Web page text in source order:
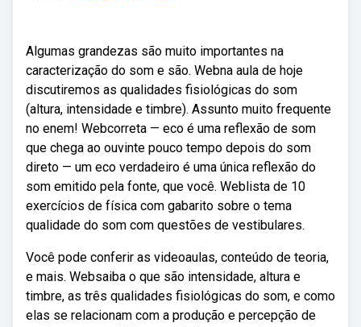
Algumas grandezas são muito importantes na
caracterização do som e são. Webna aula de hoje
discutiremos as qualidades fisiológicas do som
(altura, intensidade e timbre). Assunto muito frequente
no enem! Webcorreta — eco é uma reflexão de som
que chega ao ouvinte pouco tempo depois do som
direto — um eco verdadeiro é uma única reflexão do
som emitido pela fonte, que você. Weblista de 10
exercícios de física com gabarito sobre o tema
qualidade do som com questões de vestibulares.
Você pode conferir as videoaulas, conteúdo de teoria,
e mais. Websaiba o que são intensidade, altura e
timbre, as três qualidades fisiológicas do som, e como
elas se relacionam com a produção e percepção de